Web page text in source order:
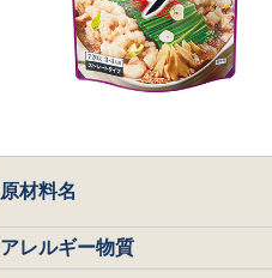
原材料名
アレルギー物質